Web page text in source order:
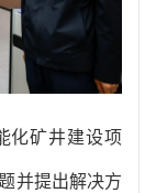
化矿井建设项
并提出解决方